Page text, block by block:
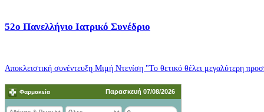
52o Πανελλήνιο Ιατρικό Συνέδριο
Αποκλειστική συνέντευξη Μιμή Ντενίση "Το θετικό θέλει μεγαλύτερη